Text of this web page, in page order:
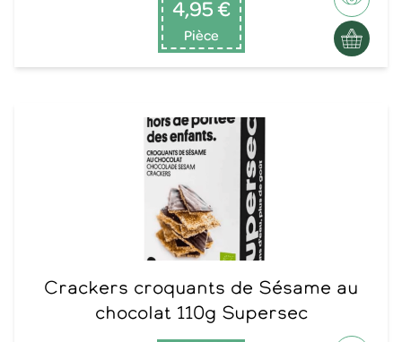
4,95 €
Pièce
Crackers croquants de Sésame au
chocolat 110g Supersec